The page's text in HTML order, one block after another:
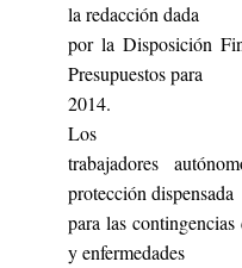
la redacción dada
por la Disposición
Presupuestos para
2014.
Los
trabajadores
protección dispensada
para las
y enfermedades